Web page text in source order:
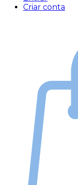
Criar conta